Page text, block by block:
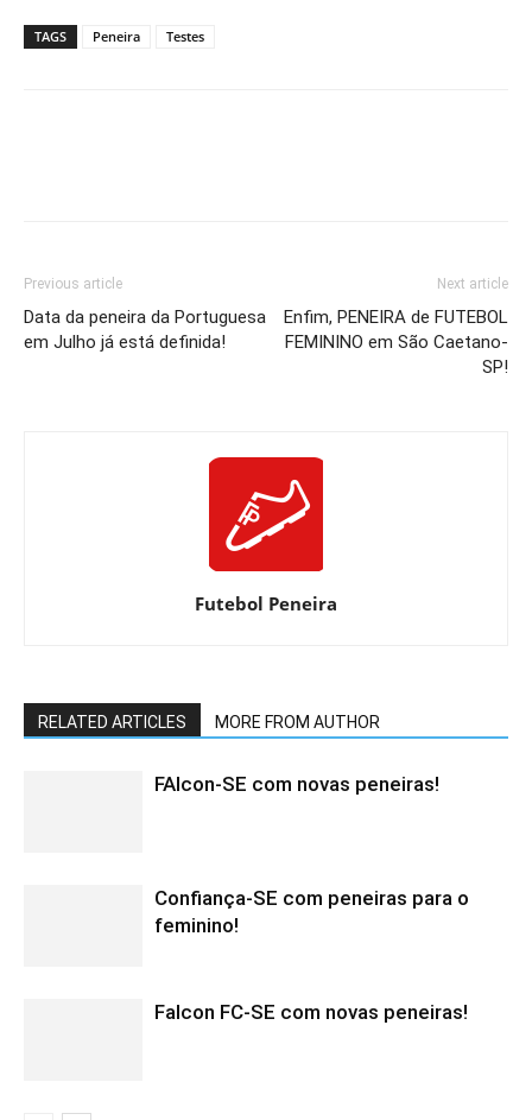
TAGS Peneira Testes
Previous article
Data da peneira da Portuguesa
em Julho já está definida!
Next article
Enfim, PENEIRA de FUTEBOL
FEMININO em São Caetano-
SP!
Futebol Peneira
RELATED ARTICLES MORE FROM AUTHOR
FAlcon-SE com novas peneiras!
Confiança-SE com peneiras para o
feminino!
Falcon FC-SE com novas peneiras!